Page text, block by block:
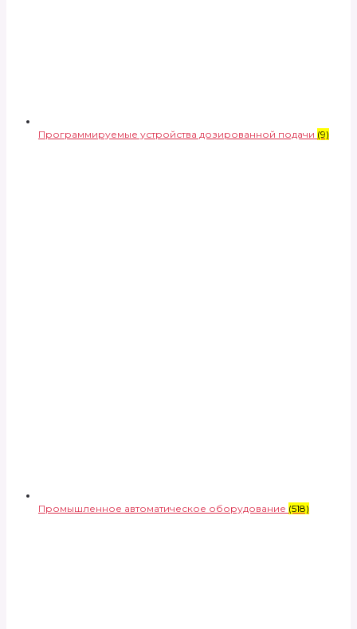
Программируемые устройства дозированной подачи (9)
Промышленное автоматическое оборудование (518)